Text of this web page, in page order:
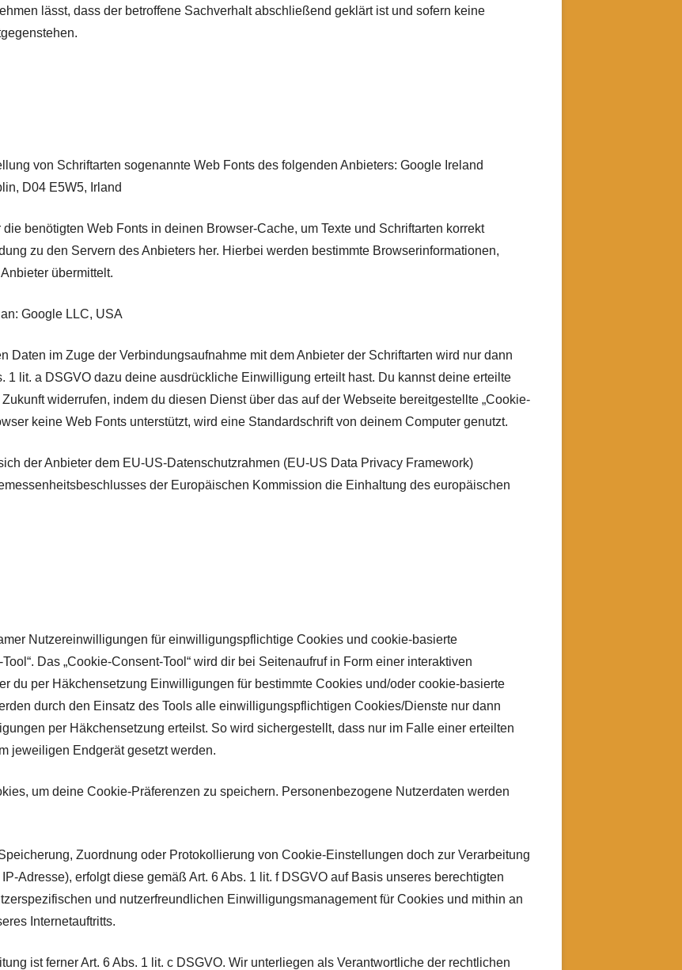
lässt, dass der betroffene Sachverhalt abschließend geklärt ist und sofern keine
von Schriftarten sogenannte Web Fonts des folgenden Anbieters: Google Ireland
D04 E5W5, Irland
benötigten Web Fonts in deinen Browser-Cache, um Texte und Schriftarten korrekt
zu den Servern des Anbieters her. Hierbei werden bestimmte Browserinformationen,
übermittelt.
Google LLC, USA
Daten im Zuge der Verbindungsaufnahme mit dem Anbieter der Schriftarten wird nur dann
1 lit. a DSGVO dazu deine ausdrückliche Einwilligung erteilt hast. Du kannst deine erteilte
widerrufen, indem du diesen Dienst über das auf der Webseite bereitgestellte „Cookie-
keine Web Fonts unterstützt, wird eine Standardschrift von deinem Computer genutzt.
der Anbieter dem EU-US-Datenschutzrahmen (EU-US Data Privacy Framework)
der Europäischen Kommission die Einhaltung des europäischen
Nutzereinwilligungen für einwilligungspflichtige Cookies und cookie-basierte
Das „Cookie-Consent-Tool“ wird dir bei Seitenaufruf in Form einer interaktiven
du per Häkchensetzung Einwilligungen für bestimmte Cookies und/oder cookie-basierte
durch den Einsatz des Tools alle einwilligungspflichtigen Cookies/Dienste nur dann
per Häkchensetzung erteilst. So wird sichergestellt, dass nur im Falle einer erteilten
jeweiligen Endgerät gesetzt werden.
um deine Cookie-Präferenzen zu speichern. Personenbezogene Nutzerdaten werden
Zuordnung oder Protokollierung von Cookie-Einstellungen doch zur Verarbeitung
Adresse), erfolgt diese gemäß Art. 6 Abs. 1 lit. f DSGVO auf Basis unseres berechtigten
und nutzerfreundlichen Einwilligungsmanagement für Cookies und mithin an
Internetauftritts.
ist ferner Art. 6 Abs. 1 lit. c DSGVO. Wir unterliegen als Verantwortliche der rechtlichen